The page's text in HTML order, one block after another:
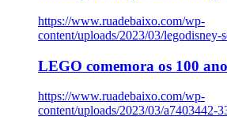
https://www.ruadebaixo.com/wp-
content/uploads/2023/03/legodisney-
LEGO comemora os 100
https://www.ruadebaixo.com/wp-
content/uploads/2023/03/a7403442-